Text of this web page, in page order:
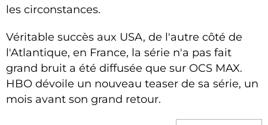
les circonstances.
Véritable succès aux USA, de l'autre côté de
l'Atlantique, en France, la série n'a pas fait
grand bruit a été diffusée que sur OCS MAX.
HBO dévoile un nouveau teaser de sa série, un
mois avant son grand retour.